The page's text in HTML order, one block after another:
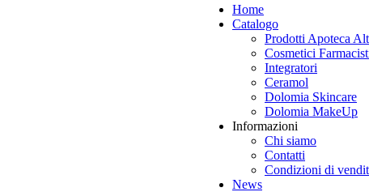
Home
Catalogo
Prodotti Apoteca
Cosmetici
Integratori
Ceramol
Dolomia Skincare
Dolomia MakeUp
Informazioni
Chi siamo
Contatti
Condizioni di
News